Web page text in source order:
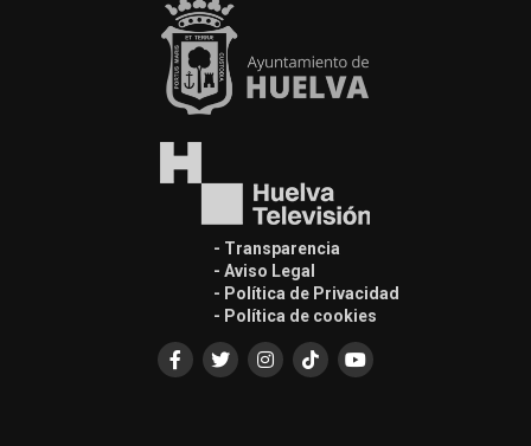
- Transparencia
- Aviso Legal
- Política de Privacidad
- Política de cookies